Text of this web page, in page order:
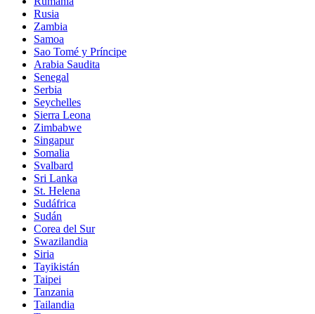
Rusia
Zambia
Samoa
Sao Tomé y Príncipe
Arabia Saudita
Senegal
Serbia
Seychelles
Sierra Leona
Zimbabwe
Singapur
Somalia
Svalbard
Sri Lanka
St. Helena
Sudáfrica
Sudán
Corea del Sur
Swazilandia
Siria
Tayikistán
Taipei
Tanzania
Tailandia